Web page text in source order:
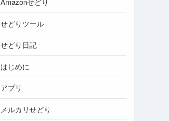
せどりツール
せどり日記
はじめに
アプリ
メルカリせどり